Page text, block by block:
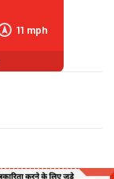
11 mph